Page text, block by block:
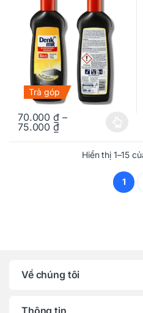
Trả góp
70.000₫–
75.000₫
Sản phẩm này có nhiều biến
Hiển thị 1–15
1
Về chúng tôi
Thông tin